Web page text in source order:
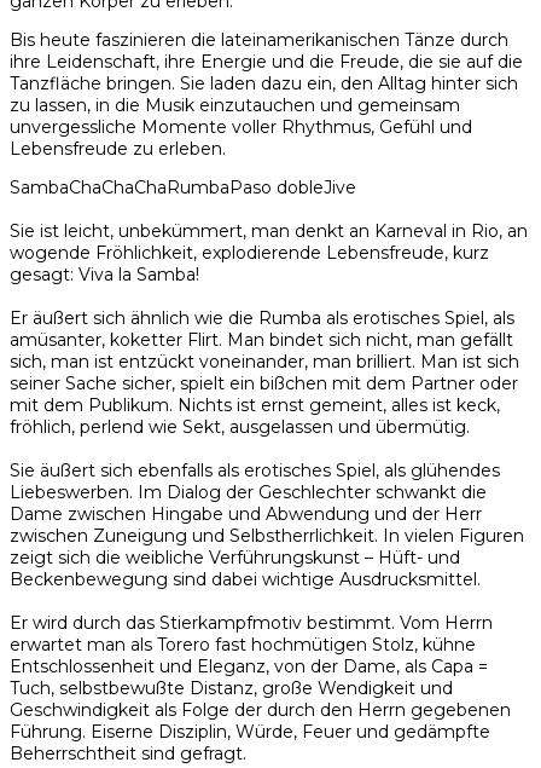
Bis heute faszinieren die lateinamerikanischen Tänze durch
ihre Leidenschaft, ihre Energie und die Freude, die sie auf die
Tanzfläche bringen. Sie laden dazu ein, den Alltag hinter sich
zu lassen, in die Musik einzutauchen und gemeinsam
unvergessliche Momente voller Rhythmus, Gefühl und
Lebensfreude zu erleben.
SambaChaChaChaRumbaPaso dobleJive
Sie ist leicht, unbekümmert, man denkt an Karneval in Rio, an
wogende Fröhlichkeit, explodierende Lebensfreude, kurz
gesagt: Viva la Samba!
Er äußert sich ähnlich wie die Rumba als erotisches Spiel, als
amüsanter, koketter Flirt. Man bindet sich nicht, man gefällt
sich, man ist entzückt voneinander, man brilliert. Man ist sich
seiner Sache sicher, spielt ein bißchen mit dem Partner oder
mit dem Publikum. Nichts ist ernst gemeint, alles ist keck,
fröhlich, perlend wie Sekt, ausgelassen und übermütig.
Sie äußert sich ebenfalls als erotisches Spiel, als glühendes
Liebeswerben. Im Dialog der Geschlechter schwankt die
Dame zwischen Hingabe und Abwendung und der Herr
zwischen Zuneigung und Selbstherrlichkeit. In vielen Figuren
zeigt sich die weibliche Verführungskunst – Hüft- und
Beckenbewegung sind dabei wichtige Ausdrucksmittel.
Er wird durch das Stierkampfmotiv bestimmt. Vom Herrn
erwartet man als Torero fast hochmütigen Stolz, kühne
Entschlossenheit und Eleganz, von der Dame, als Capa =
Tuch, selbstbewußte Distanz, große Wendigkeit und
Geschwindigkeit als Folge der durch den Herrn gegebenen
Führung. Eiserne Disziplin, Würde, Feuer und gedämpfte
Beherrschtheit sind gefragt.